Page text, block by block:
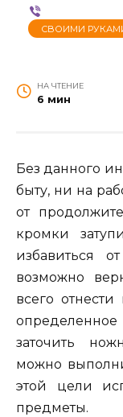
СВОИМИ
НА ЧТЕНИЕ
6 мин
Без данного
быту, ни на
от
кромки
избавиться
возможно
всего
заточить
можно
этой цели
предметы.